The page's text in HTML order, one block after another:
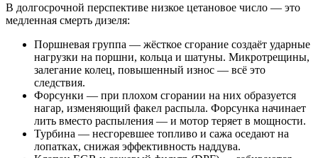
В долгосрочной перспективе низкое цетановое число — это
медленная смерть дизеля:
Поршневая группа — жёсткое сгорание создаёт ударные
нагрузки на поршни, кольца и шатуны. Микротрещины,
залегание колец, повышенный износ — всё это
следствия.
Форсунки — при плохом сгорании на них образуется
нагар, изменяющий факел распыла. Форсунка начинает
лить вместо распыления — и мотор теряет в мощности.
Турбина — несгоревшее топливо и сажа оседают на
лопатках, снижая эффективность наддува.